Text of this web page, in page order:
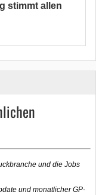
stimmt allen
und die Jobs
und monatlicher GP-